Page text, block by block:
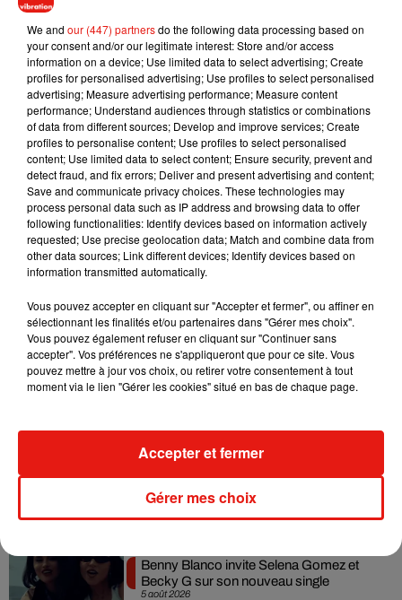
Musique
7 août 2026
Julien Lieb s’essaye à la vie de chatelain
dans son nouveau clip
7 août 2026
Madonna sort enfin le remix de « Love
Sensation » avec Kylie Minogue
7 août 2026
Tayc et Didi B dévoilent le single le plus
dansant de l’année
Angèle et Amélie Lens dévoilent leur
collaboration tant attendue
5 août 2026
Benny Blanco invite Selena Gomez et
Becky G sur son nouveau single
We and our (447) partnersdo the following data processing based on
your consent and/or our legitimate interest: Store and/or access
information on a device; Use limited data to select advertising; Create
profiles for personalised advertising; Use profiles to select personalised
advertising; Measure advertising performance; Measure content
performance; Understand audiences through statistics or combinations
of data from different sources; Develop and improve services; Create
profiles to personalise content; Use profiles to select personalised
content; Use limited data to select content; Ensure security, prevent and
detect fraud, and fix errors; Deliver and present advertising and content;
Save and communicate privacy choices. These technologies may
process personal data such as IP address and browsing data to offer
following functionalities: Identify devices based on information actively
requested; Use precise geolocation data; Match and combine data from
other data sources; Link different devices; Identify devices based on
information transmitted automatically.
Vous pouvez accepter en cliquant sur "Accepter et fermer", ou affiner en
sélectionnant les finalités et/ou partenaires dans "Gérer mes choix".
Vous pouvez également refuser en cliquant sur "Continuer sans
accepter". Vos préférences ne s'appliqueront que pour ce site. Vous
pouvez mettre à jour vos choix, ou retirer votre consentement à tout
moment via le lien "Gérer les cookies" situé en bas de chaque page.
Gérer mes choix
Accepter et fermer